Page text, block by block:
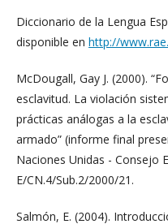
Diccionario de la Lengua
disponible en http://
McDougall, Gay J. (2000).
esclavitud. La violación
prácticas análogas a la
armado” (informe final
Naciones Unidas - Consejo
E/CN.4/Sub.2/2000/21.
Salmón, E. (2004).